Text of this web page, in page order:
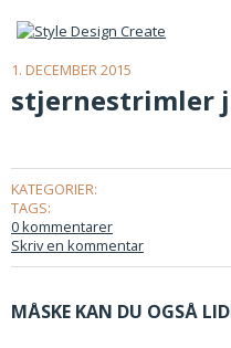
1. DECEMBER 2015
stjernestrimler
KATEGORIER:
TAGS:
0 kommentarer
Skriv en kommentar
MÅSKE KAN DU OGSÅ